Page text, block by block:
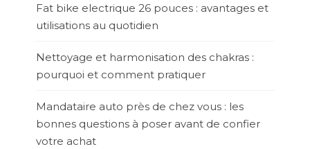
Fat bike electrique 26 pouces : avantages et
utilisations au quotidien
Nettoyage et harmonisation des chakras :
pourquoi et comment pratiquer
Mandataire auto près de chez vous : les
bonnes questions à poser avant de confier
votre achat